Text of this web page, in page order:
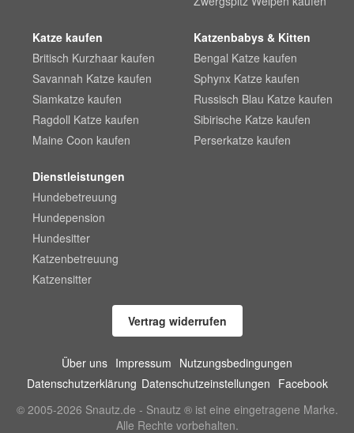
Katze kaufen
Britisch Kurzhaar kaufen
Savannah Katze kaufen
Siamkatze kaufen
Ragdoll Katze kaufen
Maine Coon kaufen
Katzenbabys & Kitten
Bengal Katze kaufen
Sphynx Katze kaufen
Russisch Blau Katze kaufen
Sibirische Katze kaufen
Perserkatze kaufen
Dienstleistungen
Hundebetreuung
Hundepension
Hundesitter
Katzenbetreuung
Katzensitter
Vertrag widerrufen
Über uns Impressum Nutzungsbedingungen
Datenschutzerklärung Datenschutzeinstellungen Facebook
© 2005-2026 Snautz.de - Snautz ® ist eine eingetragene Marke.
Alle Rechte vorbehalten.